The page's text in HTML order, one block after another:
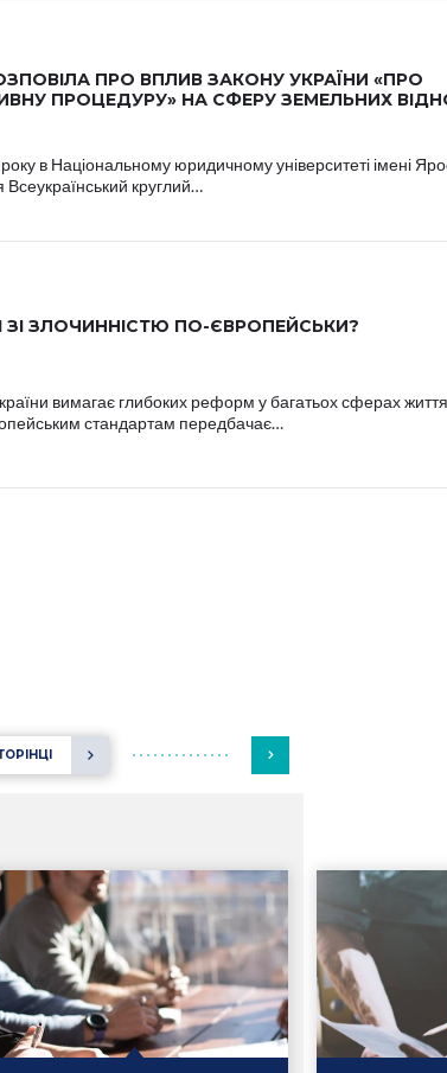
ПРО ВПЛИВ ЗАКОНУ УКРАЇНИ «ПРО
ПРОЦЕДУРУ» НА СФЕРУ ЗЕМЕЛЬНИХ
в Національному юридичному університеті імені
Всеукраїнський круглий…
ЗЛОЧИННІСТЮ ПО-ЄВРОПЕЙСЬКИ?
вимагає глибоких реформ у багатьох сферах
стандартам передбачає…